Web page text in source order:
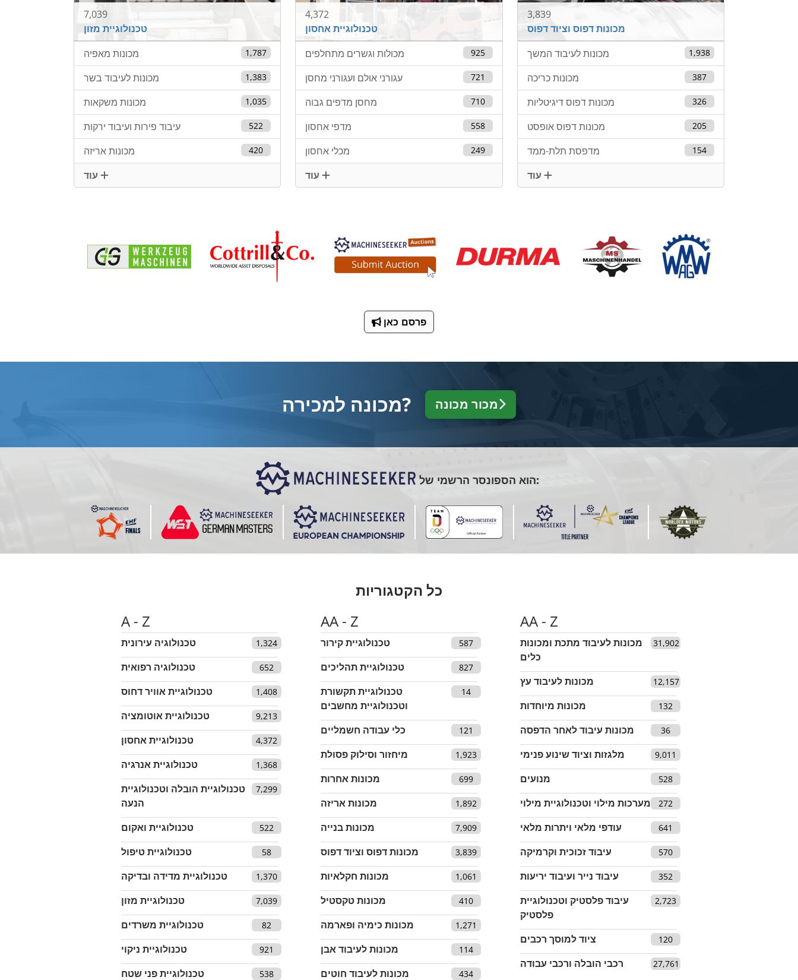
7,039
טכנולוגיית מזון
מכונות מאפיה
1,787
מכונות לעיבוד בשר 1,383
מכונות משקאות 1,035
עיבוד פירות ועיבוד ירקות 522
מכונות אריזה 420
4,372
טכנולוגיית אחסון
מכולות וגשרים מתחלפים
925
עגורני אולם ועגורני מחסן 721
מחסן מדפים גבוה 710
מדפי אחסון 558
מכלי אחסון 249
עוד
3,839
מכונות דפוס וציוד דפוס
מכונות לעיבוד המשך
1,938
מכונות כריכה 387
מכונות דפוס דיגיטליות 326
מכונות דפוס אופסט 205
מדפסת תלת-ממד 154
פרסם כאן
מכונה למכירה? מכור מכונה
הוא הספונסר הרשמי של:
כל הקטגוריות
A - Z
טכנולוגיה עירונית 1,324
טכנולוגיה רפואית 652
טכנולוגיית אוויר דחוס 1,408
טכנולוגיית אוטומציה 9,213
טכנולוגיית אחסון 4,372
טכנולוגיית אנרגיה 1,368
טכנולוגיית הובלה וטכנולוגיית
הנעה
7,299
טכנולוגיית ואקום 522
טכנולוגיית טיפול 58
טכנולוגיית מדידה ובדיקה 1,370
טכנולוגיית מזון 7,039
טכנולוגיית משרדים 82
טכנולוגיית ניקוי 921
טכנולוגיית פני שטח 538
AA - Z
טכנולוגיית קירור 587
טכנולוגיית תהליכים 827
טכנולוגיית תקשורת
וטכנולוגיית מחשבים
14
כלי עבודה חשמליים 121
מיחזור וסילוק פסולת 1,923
מכונות אחרות 699
מכונות אריזה 1,892
מכונות בנייה 7,909
מכונות דפוס וציוד דפוס 3,839
מכונות חקלאיות 1,061
מכונות טקסטיל 410
מכונות כימיה ופארמה 1,271
מכונות לעיבוד אבן 114
מכונות לעיבוד חוטים 434
AA - Z
מכונות לעיבוד מתכת ומכונות
כלים
31,902
מכונות לעיבוד עץ 12,157
מכונות מיוחדות 132
מכונות עיבוד לאחר הדפסה 36
מלגזות וציוד שינוע פנימי 9,011
מנועים 528
מערכות מילוי וטכנולוגיית מילוי 272
עודפי מלאי ויתרות מלאי 641
עיבוד זכוכית וקרמיקה 570
עיבוד נייר ועיבוד יריעות 352
עיבוד פלסטיק וטכנולוגיית
פלסטיק
2,723
ציוד למוסך רכבים 120
רכבי הובלה ורכבי עבודה 27,761